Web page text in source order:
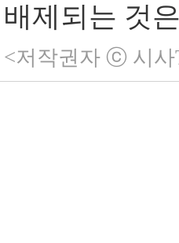
배제되는 것
<저작권자 ⓒ 시사